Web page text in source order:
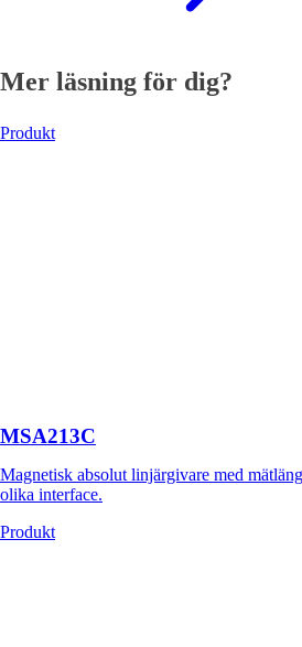
Mer läsning för dig?
Produkt
MSA213C
Magnetisk absolut linjärgivare med
olika interface.
Produkt